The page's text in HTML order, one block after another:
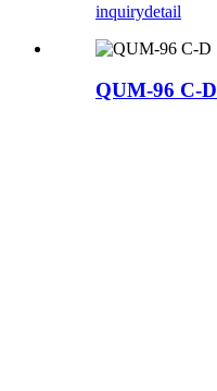
inquirydetail
QUM-96 C-D